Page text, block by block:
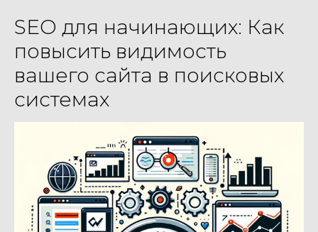
SEO для начинающих: Как
повысить видимость
вашего сайта в поисковых
системах